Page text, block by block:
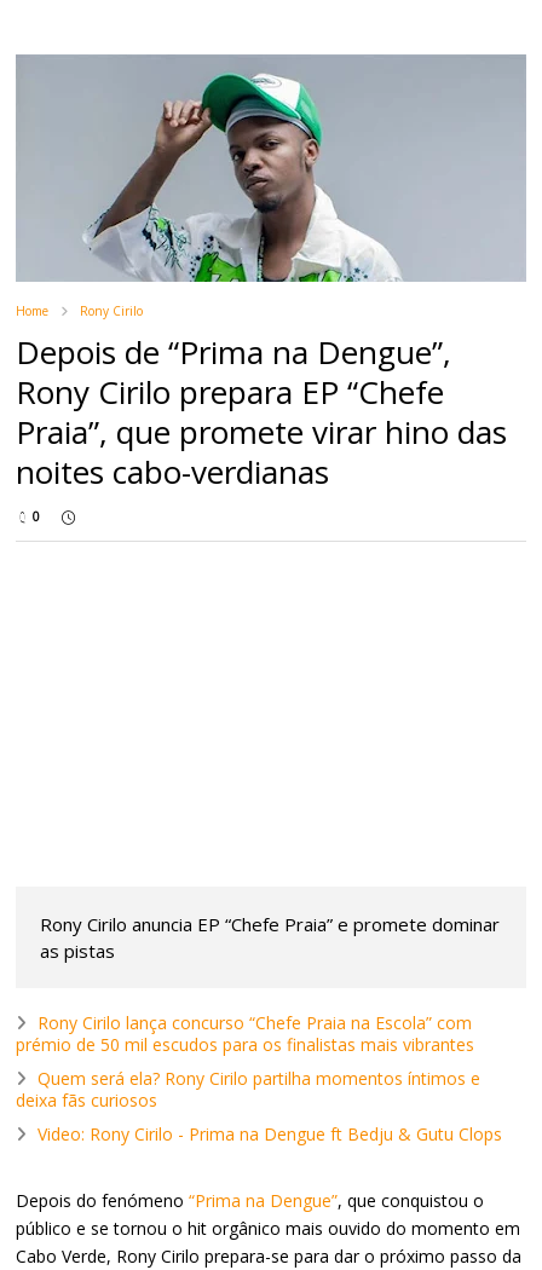
Home Rony Cirilo
Depois de “Prima na Dengue”,
Rony Cirilo prepara EP “Chefe
Praia”, que promete virar hino das
noites cabo-verdianas
0
Rony Cirilo anuncia EP “Chefe Praia” e promete dominar
as pistas
Rony Cirilo lança concurso “Chefe Praia na Escola” com
prémio de 50 mil escudos para os finalistas mais vibrantes
Quem será ela? Rony Cirilo partilha momentos íntimos e
deixa fãs curiosos
Video: Rony Cirilo - Prima na Dengue ft Bedju & Gutu Clops
Depois do fenómeno“Prima na Dengue”, que conquistou o
público e se tornou o hit orgânico mais ouvido do momento em
Cabo Verde, Rony Cirilo prepara-se para dar o próximo passo da